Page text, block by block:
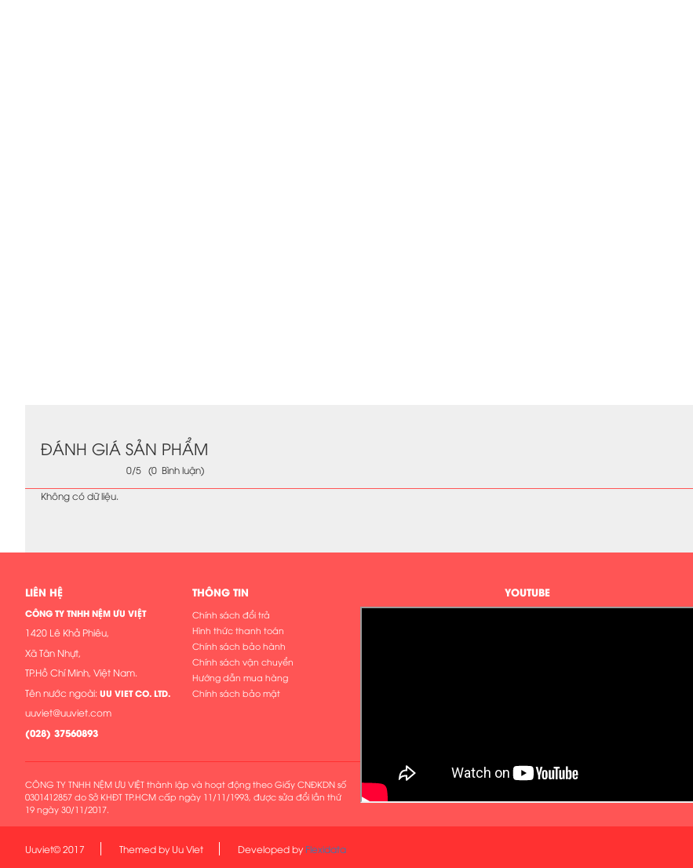
ĐÁNH GIÁ SẢN PHẨM
0/5 (0 Bình luận)
Không có dữ liệu.
LIÊN HỆ
CÔNG TY TNHH NỆM ƯU VIỆT
1420 Lê Khả Phiêu,
Xã Tân Nhựt,
TP.Hồ Chí Minh, Việt Nam.
Tên nước ngoài: UU VIET CO. LTD.
uuviet@uuviet.com
(028) 37560893
THÔNG TIN
Chính sách đổi trả
Hình thức thanh toán
Chính sách bảo hành
Chính sách vận chuyển
Hướng dẫn mua hàng
Chính sách bảo mật
CÔNG TY TNHH NỆM ƯU VIỆT thành lập và hoạt động theo Giấy CNĐKDN số
0301412857 do Sở KHĐT TP.HCM cấp ngày 11/11/1993, được sửa đổi lần thứ
19 ngày 30/11/2017.
YOUTUBE
Uuviet© 2017 Themed by Uu Viet Developed byFlexidata